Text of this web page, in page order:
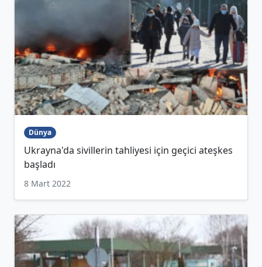
Dünya
Ukrayna'da sivillerin tahliyesi için geçici ateşkes
başladı
8 Mart 2022